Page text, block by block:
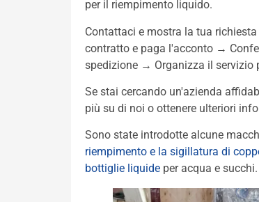
per il riempimento liquido.
Contattaci e mostra la tua
contratto e paga l'acconto →
spedizione → Organizza il servizio
Se stai cercando un'azienda
più su di noi o ottenere ulteriori
Sono state introdotte alcune
riempimento e la sigillatura di
bottiglie liquide per acqua e